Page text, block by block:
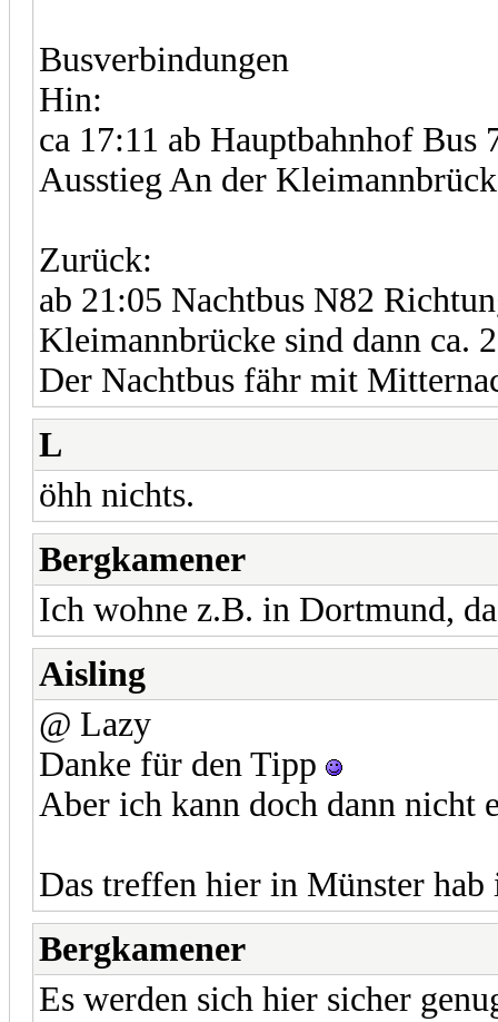
Busverbindungen
Hin:
ca 17:11 ab Hauptbahnhof Bus
Ausstieg An der
Zurück:
ab 21:05 Nachtbus N82
Kleimannbrücke sind dann ca.
Der Nachtbus fähr mit
L
öhh nichts.
Bergkamener
Ich wohne z.B. in Dortmund,
Aisling
@ Lazy
Danke für den Tipp
Aber ich kann doch dann nicht
Das treffen hier in Münster
Bergkamener
Es werden sich hier sicher